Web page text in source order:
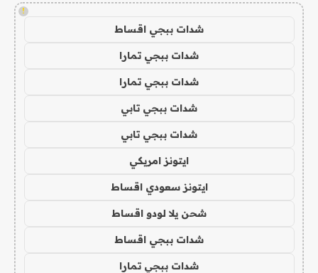
!
شدات ببجي اقساط
شدات ببجي تمارا
شدات ببجي تمارا
شدات ببجي تابي
شدات ببجي تابي
ايتونز امريكي
ايتونز سعودي اقساط
شحن يلا لودو اقساط
شدات ببجي اقساط
شدات ببجي تمارا